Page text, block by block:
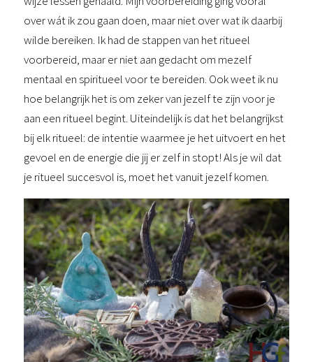
over wát ik zou gaan doen, maar niet over wat ik daarbij
wilde bereiken. Ik had de stappen van het ritueel
voorbereid, maar er niet aan gedacht om mezelf
mentaal en spiritueel voor te bereiden. Ook weet ik nu
hoe belangrijk het is om zeker van jezelf te zijn voor je
aan een ritueel begint. Uiteindelijk is dat het belangrijkst
bij elk ritueel: de intentie waarmee je het uitvoert en het
gevoel en de energie die jij er zelf in stopt! Als je wil dat
je ritueel succesvol is, moet het vanuit jezelf komen.